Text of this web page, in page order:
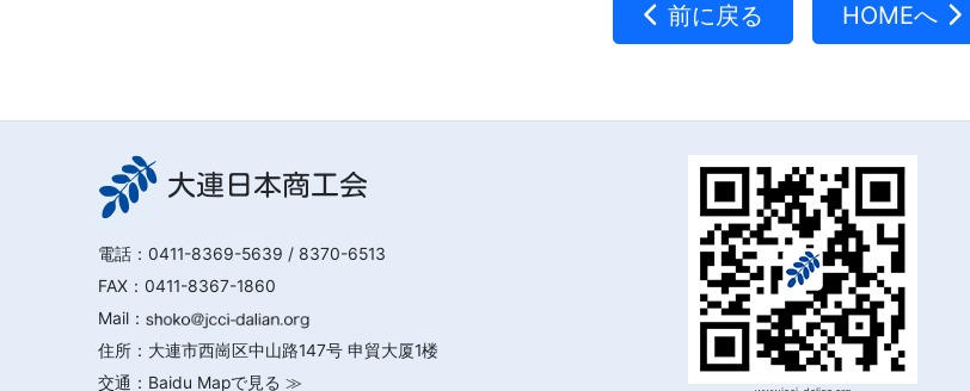
前に戻る HOMEへ
大連日本商工会
電話： 0411-8369-5639 / 8370-6513
FAX：0411-8367-1860
Mail：
住所：大連市西崗区中山路147号 申貿大厦1楼
交通： Baidu Mapで見る ≫